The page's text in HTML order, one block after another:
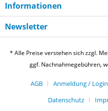
Informationen
Newsletter
* Alle Preise verstehen sich zzgl.
ggf. Nachnahmegebühren,
AGB Anmeldung / Login
Datenschutz